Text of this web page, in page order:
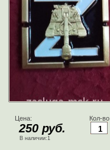
Цена:
250 руб.
В наличии:1
Кол-